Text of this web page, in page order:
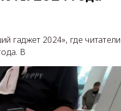
гаджет 2024», где
В